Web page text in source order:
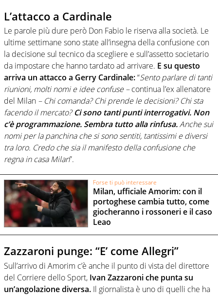
L’attacco a Cardinale
Le parole più dure però Don Fabio le riserva alla società. Le
ultime settimane sono state all’insegna della confusione con
la decisione sul tecnico da scegliere e sull’assetto societario
da impostare che hanno tardato ad arrivare. E su questo
arriva un attacco a Gerry Cardinale:“Sento parlare di tanti
riunioni, molti nomi e idee confuse –continua l’ex allenatore
del Milan – Chi comanda? Chi prende le decisioni? Chi sta
facendo il mercato?Ci sono tanti punti interrogativi. Non
c’è programmazione. Sembra tutto alla rinfusa.Anche sui
nomi per la panchina che si sono sentiti, tantissimi e diversi
tra loro. Credo che sia il manifesto della confusione che
regna in casa Milan”.
Forse ti può interessare
Milan, ufficiale Amorim: con il
portoghese cambia tutto, come
giocheranno i rossoneri e il caso
Leao
Zazzaroni punge: “E’ come Allegri”
Sull’arrivo di Amorim c’è anche il punto di vista del direttore
del Corriere dello Sport, Ivan Zazzaroni che punta su
un’angolazione diversa. Il giornalista è uno di quelli che ha